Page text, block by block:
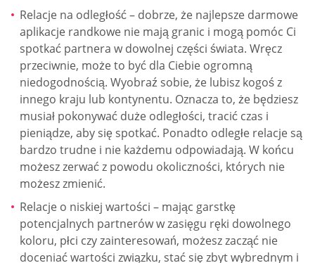
Relacje na odległość – dobrze, że najlepsze darmowe
aplikacje randkowe nie mają granic i mogą pomóc Ci
spotkać partnera w dowolnej części świata. Wręcz
przeciwnie, może to być dla Ciebie ogromną
niedogodnością. Wyobraź sobie, że lubisz kogoś z
innego kraju lub kontynentu. Oznacza to, że będziesz
musiał pokonywać duże odległości, tracić czas i
pieniądze, aby się spotkać. Ponadto odległe relacje są
bardzo trudne i nie każdemu odpowiadają. W końcu
możesz zerwać z powodu okoliczności, których nie
możesz zmienić.
Relacje o niskiej wartości – mając garstkę
potencjalnych partnerów w zasięgu ręki dowolnego
koloru, płci czy zainteresowań, możesz zacząć nie
doceniać wartości związku, stać się zbyt wybrednym i